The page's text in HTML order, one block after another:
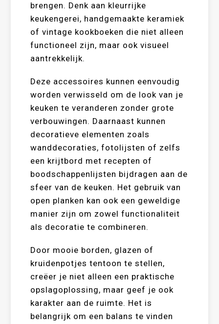
brengen. Denk aan kleurrijke
keukengerei, handgemaakte keramiek
of vintage kookboeken die niet alleen
functioneel zijn, maar ook visueel
aantrekkelijk.
Deze accessoires kunnen eenvoudig
worden verwisseld om de look van je
keuken te veranderen zonder grote
verbouwingen. Daarnaast kunnen
decoratieve elementen zoals
wanddecoraties, fotolijsten of zelfs
een krijtbord met recepten of
boodschappenlijsten bijdragen aan de
sfeer van de keuken. Het gebruik van
open planken kan ook een geweldige
manier zijn om zowel functionaliteit
als decoratie te combineren.
Door mooie borden, glazen of
kruidenpotjes tentoon te stellen,
creëer je niet alleen een praktische
opslagoplossing, maar geef je ook
karakter aan de ruimte. Het is
belangrijk om een balans te vinden